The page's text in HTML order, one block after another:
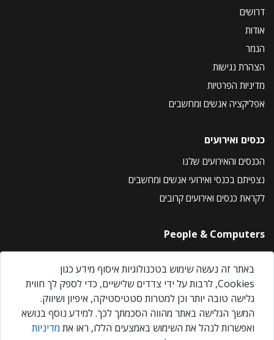
דרושים
אודות
הנמר
הצהרת נגישות
מדיניות הפרטיות
אפליקציה אנשים ומחשבים
כנסים ואירועים
הכנסים והאירועים שלנו
נצפיתם בכנסי ואירועי אנשים ומחשבים
לקראת כנסים ואירועים קרובים
People & Computers
About Us
Privacy Policy
Contact Us
Our Events
באתר זה נעשה שימוש בטכנולוגיות איסוף מידע כגון
Cookies, לרבות על ידי צדדים שלישיים, כדי לספק לך חווית
גלישה טובה יותר וכן למטרות סטטיסטיקה, איפיון ושיווק.
המשך הגלישה באתר מהווה הסכמתך לכך. למידע נוסף בנושא
ואפשרות לנהל את השימוש באמצעים הללו, ראו את מדיניות